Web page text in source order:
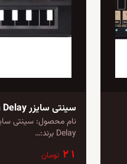
سینتی سایزر Korg Monotron Delay
Delay برند:…
۲۱ تومان